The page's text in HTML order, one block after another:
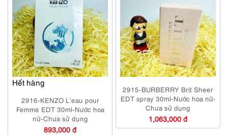
Hết hàng
2916-KENZO L’eau pour
Femme EDT 30ml-Nước hoa
nữ-Chưa sử dụng
893,000 đ
2915-BURBERRY Brit Sheer
EDT spray 30ml-Nước hoa nữ-
Chưa sử dụng
1,063,000 đ